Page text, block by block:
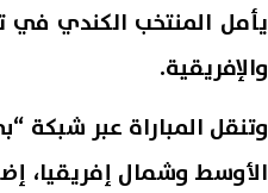
يأمل المنتخب الكندي في
والإفريقية.
وتنقل المباراة عبر
الأوسط وشمال إفريقيا،